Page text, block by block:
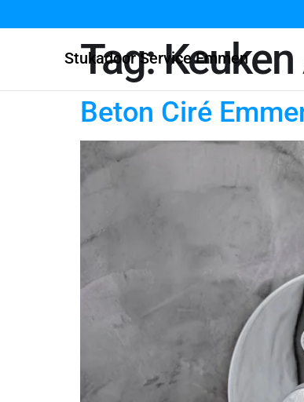
Stukadoor Service Emmen
Tag:
Beton Ciré